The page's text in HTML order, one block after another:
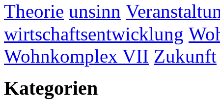
Theorie unsinn
wirtschaftsentwicklung
Wohnkomplex VII Zukunft
Kategorien